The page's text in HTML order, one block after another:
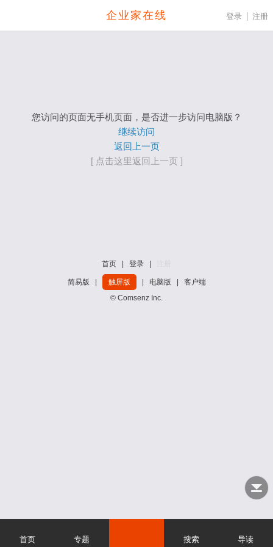
企业家在线 登录 注册
您访问的页面无手机页面，是否进一步访问电脑版？
继续访问
返回上一页
[ 点击这里返回上一页 ]
首页 登录
简易版 触屏版 电脑版
客户端
© Comsenz Inc.
首页 专题 搜索 导读